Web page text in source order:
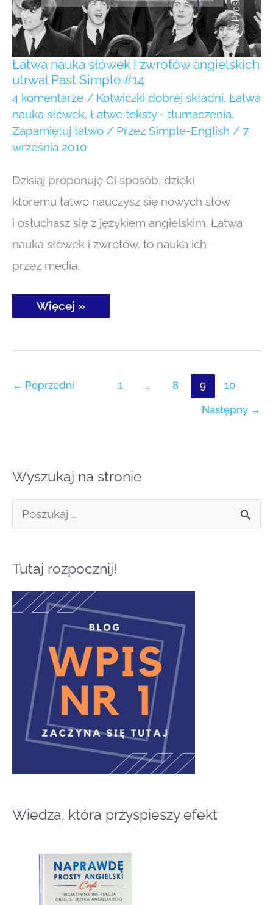
Łatwa nauka słówek i zwrotów angielskich
utrwal Past Simple #14
4 komentarze / Kotwiczki dobrej składni, Łatwa
nauka słówek, Łatwe teksty - tłumaczenia,
Zapamiętuj łatwo / Przez Simple-English / 7
września 2010
Dzisiaj proponuję Ci sposób, dzięki
któremu łatwo nauczysz się nowych słów
i osłuchasz się z językiem angielskim. Łatwa
nauka słówek i zwrotów, to nauka ich
przez media.
Past
Simple
#14
Więcej »
← Poprzedni 1 … 8 9
10
Następny →
Wyszukaj na stronie
u
a
Tutaj rozpocznij!
Wiedza, która przyspieszy efekt